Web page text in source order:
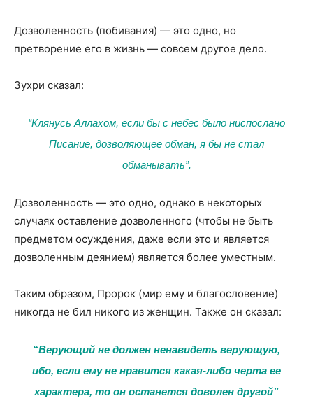
Дозволенность (побивания) — это одно, но
претворение его в жизнь — совсем другое дело.
Зухри сказал:
“Клянусь Аллахом, если бы с небес было ниспослано
Писание, дозволяющее обман, я бы не стал
обманывать”.
Дозволенность — это одно, однако в некоторых
случаях оставление дозволенного (чтобы не быть
предметом осуждения, даже если это и является
дозволенным деянием) является более уместным.
Таким образом, Пророк (мир ему и благословение)
никогда не бил никого из женщин. Также он сказал:
“Верующий не должен ненавидеть верующую,
ибо, если ему не нравится какая-либо черта ее
характера, то он останется доволен другой”